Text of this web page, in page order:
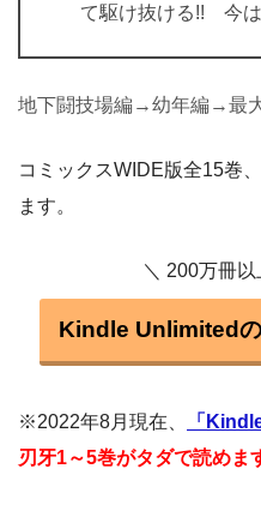
て駆け抜ける!! 今
地下闘技場編→幼年編→最
コミックスWIDE版全15巻
ます。
＼ 200万冊
Kindle Unlimited
※2022年8月現在、 「
刃牙1～5巻がタダで読めま